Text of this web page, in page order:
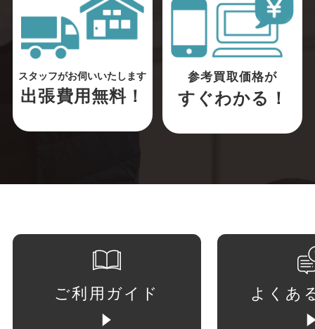
スタッフがお伺いいたします
出張費用無料！
参考買取価格が
すぐわかる！
ご利用ガイド よくあ